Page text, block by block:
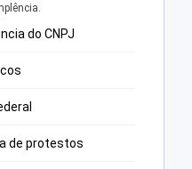
do CNPJ
de protestos